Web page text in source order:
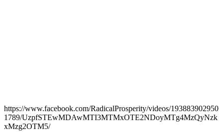
https://www.facebook.com/RadicalProsperity/videos/193883902950
1789/UzpfSTEwMDAwMTI3MTMxOTE2NDoyMTg4MzQyNzk
xMzg2OTM5/